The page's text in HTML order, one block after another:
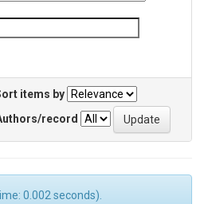
items by
record
0.002 seconds).